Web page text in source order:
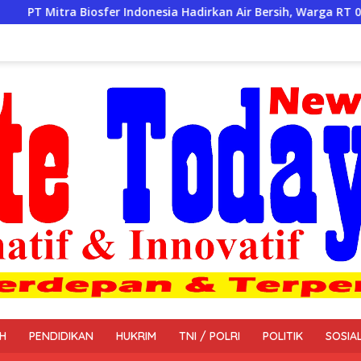
Hadirkan Air Bersih, Warga RT 02 RW 03 Desa Lumpang
PENDIDIKAN HUKRIM TNI / POLRI POLITIK